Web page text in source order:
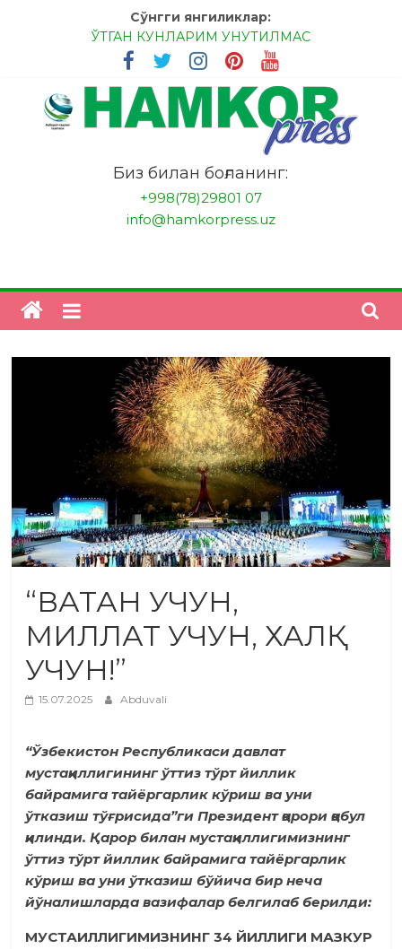
Сўнгги янгиликлар:
ЎТГАН КУНЛАРИМ УНУТИЛМАС
МЕССИ ВА РОНАЛДУ, АНА ЭНДИ ИККАЛАНГ ҲАМ
ҲУСАНОВГА ТАН БЕРИНГЛАР!
МЕҲР ОРҚАЛИ ШИФО
БАНКДА ИШЛАШ ОСОНМИ?
НАТИЖАГА ЭРИШИШ ЎЗ ҚЎЛИМИЗДА
"HamkorPress"
Биз билан боғланинг:
+998(78)29801 07
info@hamkorpress.uz
“ВАТАН УЧУН,
МИЛЛАТ УЧУН, ХАЛҚ
УЧУН!”
15.07.2025 Abduvali
“Ўзбекистон Республикаси давлат
мустақиллигининг ўттиз тўрт йиллик
байрамига тайёргарлик кўриш ва уни
ўтказиш тўғрисида”ги Президент қарори қабул
қилинди. Қарор билан мустақиллигимизнинг
ўттиз тўрт йиллик байрамига тайёргарлик
кўриш ва уни ўтказиш бўйича бир неча
йўналишларда вазифалар белгилаб берилди:
МУСТАИЛЛИГИМИЗНИНГ 34 ЙИЛЛИГИ МАЗКУР